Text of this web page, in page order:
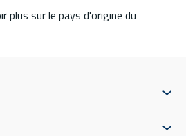
plus sur le pays d'origine du